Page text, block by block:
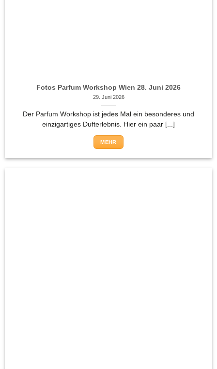
Fotos Parfum Workshop Wien 28. Juni 2026
29. Juni 2026
Der Parfum Workshop ist jedes Mal ein besonderes und
einzigartiges Dufterlebnis. Hier ein paar [...]
MEHR